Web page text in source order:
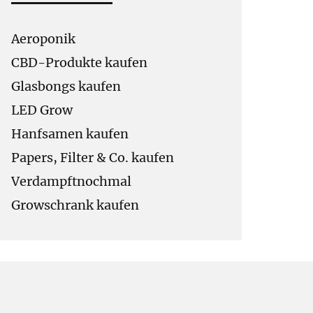
Aeroponik
CBD-Produkte kaufen
Glasbongs kaufen
LED Grow
Hanfsamen kaufen
Papers, Filter & Co. kaufen
Verdampftnochmal
Growschrank kaufen